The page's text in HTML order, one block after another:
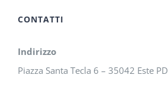
CONTATTI
Indirizzo
Piazza Santa Tecla 6 – 35042 Este PD